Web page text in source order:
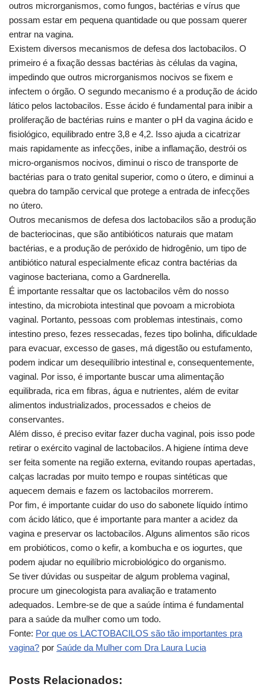
outros microrganismos, como fungos, bactérias e vírus que
possam estar em pequena quantidade ou que possam querer
entrar na vagina.
Existem diversos mecanismos de defesa dos lactobacilos. O
primeiro é a fixação dessas bactérias às células da vagina,
impedindo que outros microrganismos nocivos se fixem e
infectem o órgão. O segundo mecanismo é a produção de ácido
lático pelos lactobacilos. Esse ácido é fundamental para inibir a
proliferação de bactérias ruins e manter o pH da vagina ácido e
fisiológico, equilibrado entre 3,8 e 4,2. Isso ajuda a cicatrizar
mais rapidamente as infecções, inibe a inflamação, destrói os
micro-organismos nocivos, diminui o risco de transporte de
bactérias para o trato genital superior, como o útero, e diminui a
quebra do tampão cervical que protege a entrada de infecções
no útero.
Outros mecanismos de defesa dos lactobacilos são a produção
de bacteriocinas, que são antibióticos naturais que matam
bactérias, e a produção de peróxido de hidrogênio, um tipo de
antibiótico natural especialmente eficaz contra bactérias da
vaginose bacteriana, como a Gardnerella.
É importante ressaltar que os lactobacilos vêm do nosso
intestino, da microbiota intestinal que povoam a microbiota
vaginal. Portanto, pessoas com problemas intestinais, como
intestino preso, fezes ressecadas, fezes tipo bolinha, dificuldade
para evacuar, excesso de gases, má digestão ou estufamento,
podem indicar um desequilíbrio intestinal e, consequentemente,
vaginal. Por isso, é importante buscar uma alimentação
equilibrada, rica em fibras, água e nutrientes, além de evitar
alimentos industrializados, processados e cheios de
conservantes.
Além disso, é preciso evitar fazer ducha vaginal, pois isso pode
retirar o exército vaginal de lactobacilos. A higiene íntima deve
ser feita somente na região externa, evitando roupas apertadas,
calças lacradas por muito tempo e roupas sintéticas que
aquecem demais e fazem os lactobacilos morrerem.
Por fim, é importante cuidar do uso do sabonete líquido íntimo
com ácido lático, que é importante para manter a acidez da
vagina e preservar os lactobacilos. Alguns alimentos são ricos
em probióticos, como o kefir, a kombucha e os iogurtes, que
podem ajudar no equilíbrio microbiológico do organismo.
Se tiver dúvidas ou suspeitar de algum problema vaginal,
procure um ginecologista para avaliação e tratamento
adequados. Lembre-se de que a saúde íntima é fundamental
para a saúde da mulher como um todo.
Fonte: Por que os LACTOBACILOS são tão importantes pra
vagina? por Saúde da Mulher com Dra Laura Lucia
Posts Relacionados: